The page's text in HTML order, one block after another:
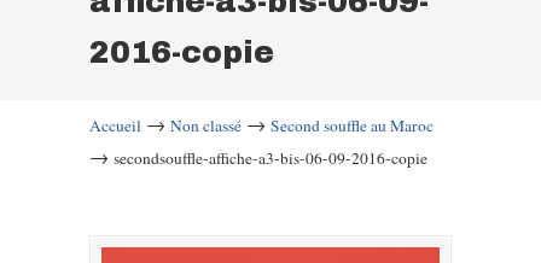
2016-copie
Accueil → Non classé → Second souffle au Maroc
→ secondsouffle-affiche-a3-bis-06-09-2016-copie